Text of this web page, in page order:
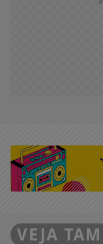
VEJA